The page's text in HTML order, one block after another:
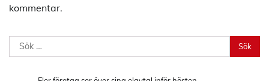
kommentar.
Sök
efter: